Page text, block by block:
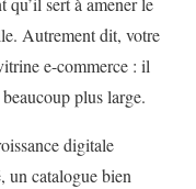
Autrement dit, votre
e-commerce : il
plus large.
digitale
un catalogue bien